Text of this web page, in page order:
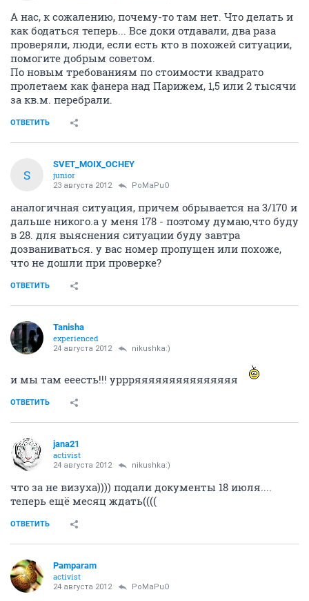
А нас, к сожалению, почему-то там нет. Что делать и
как бодаться теперь... Все доки отдавали, два раза
проверяли, люди, если есть кто в похожей ситуации,
помогите добрым советом.
По новым требованиям по стоимости квадрато
пролетаем как фанера над Парижем, 1,5 или 2 тысячи
за кв.м. перебрали.
ОТВЕТИТЬ
S
SVET_MOIX_OCHEY
junior
23 августа 2012 PoMaPuO
аналогичная ситуация, причем обрывается на 3/170 и
дальше никого.а у меня 178 - поэтому думаю,что буду
в 28. для выяснения ситуации буду завтра
дозваниваться. у вас номер пропущен или похоже,
что не дошли при проверке?
ОТВЕТИТЬ
Tanisha
experienced
24 августа 2012 nikushka:)
и мы там ееесть!!! уррряяяяяяяяяяяяяяя
ОТВЕТИТЬ
jana21
activist
24 августа 2012 nikushka:)
что за не визуха)))) подали документы 18 июля....
теперь ещё месяц ждать((((
ОТВЕТИТЬ
Pamparam
activist
24 августа 2012 PoMaPuO